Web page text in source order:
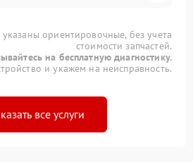
ориентировочные, без учета
стоимости запчастей.
на бесплатную диагностику.
и укажем на неисправность.
все услуги